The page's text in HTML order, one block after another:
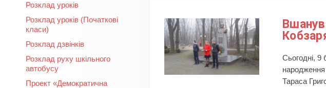
Розклад уроків
Розклад уроків (Початкові
класи)
Розклад дзвінків
Розклад руху шкільного
автобусу
Проект «Демократична
Сьогодні, 9
народження
Тараса